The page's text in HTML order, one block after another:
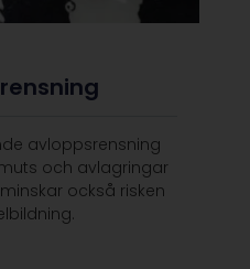
avloppsrensning
och avlagringar
också risken